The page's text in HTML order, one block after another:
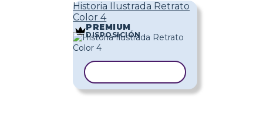
Historia Ilustrada Retrato
Color 4
PREMIUM
DISPOSICIÓN